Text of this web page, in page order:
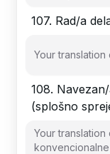
107. Rad/a
Your
108.
(splošno
Your